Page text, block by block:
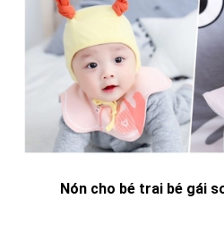
Nón cho bé trai bé gái